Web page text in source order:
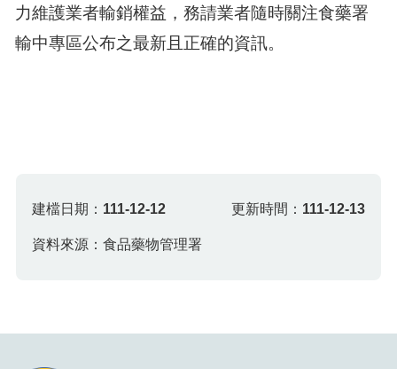
力維護業者輸銷權益，務請業者隨時關注食藥署
輸中專區公布之最新且正確的資訊。
建檔日期： 111-12-12 更新時間： 111-12-13
資料來源：食品藥物管理署